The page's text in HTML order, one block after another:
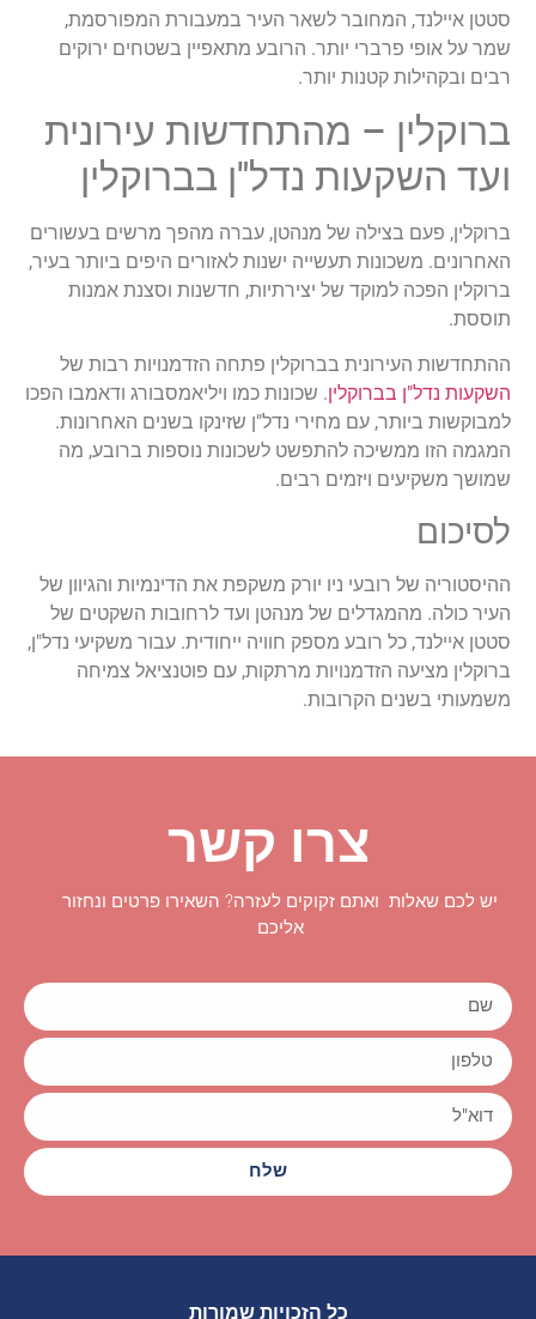
סטטן איילנד, המחובר לשאר העיר במעבורת המפורסמת,
שמר על אופי פרברי יותר. הרובע מתאפיין בשטחים ירוקים
רבים ובקהילות קטנות יותר.
ברוקלין – מהתחדשות עירונית
ועד השקעות נדל"ן בברוקלין
ברוקלין, פעם בצילה של מנהטן, עברה מהפך מרשים בעשורים
האחרונים. משכונות תעשייה ישנות לאזורים היפים ביותר בעיר,
ברוקלין הפכה למוקד של יצירתיות, חדשנות וסצנת אמנות
תוססת.
ההתחדשות העירונית בברוקלין פתחה הזדמנויות רבות של
השקעות נדל"ן בברוקלין. שכונות כמו ויליאמסבורג ודאמבו הפכו
למבוקשות ביותר, עם מחירי נדל"ן שזינקו בשנים האחרונות.
המגמה הזו ממשיכה להתפשט לשכונות נוספות ברובע, מה
שמושך משקיעים ויזמים רבים.
לסיכום
ההיסטוריה של רובעי ניו יורק משקפת את הדינמיות והגיוון של
העיר כולה. מהמגדלים של מנהטן ועד לרחובות השקטים של
סטטן איילנד, כל רובע מספק חוויה ייחודית. עבור משקיעי נדל"ן,
ברוקלין מציעה הזדמנויות מרתקות, עם פוטנציאל צמיחה
משמעותי בשנים הקרובות.
צרו קשר
יש לכם שאלות ואתם זקוקים לעזרה? השאירו פרטים ונחזור
אליכם
שלח
כל הזכויות שמורות